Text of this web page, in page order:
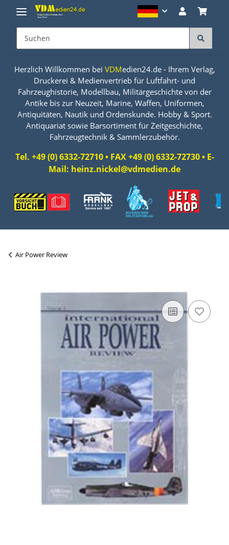
Herzlich Willkommen bei VDMedien24.de - Ihrem Verlag,
Druckerei & Medienvertrieb für Luftfahrt- und
Fahrzeughistorie, Modellbau, Militärgeschichte von der
Antike bis zur Neuzeit, Marine, Waffen, Uniformen,
Antiquitäten, Nautik und Ordenskunde. Hobby & Sport.
Antiquariat sowie Barsortiment für Zeitgeschichte,
Fahrzeugtechnik & Sammlerzubehör.
Tel. +49 (0) 6332-72710 • FAX +49 (0) 6332-72730 • E-
Mail: heinz.nickel@vdmedien.de
Air Power Review